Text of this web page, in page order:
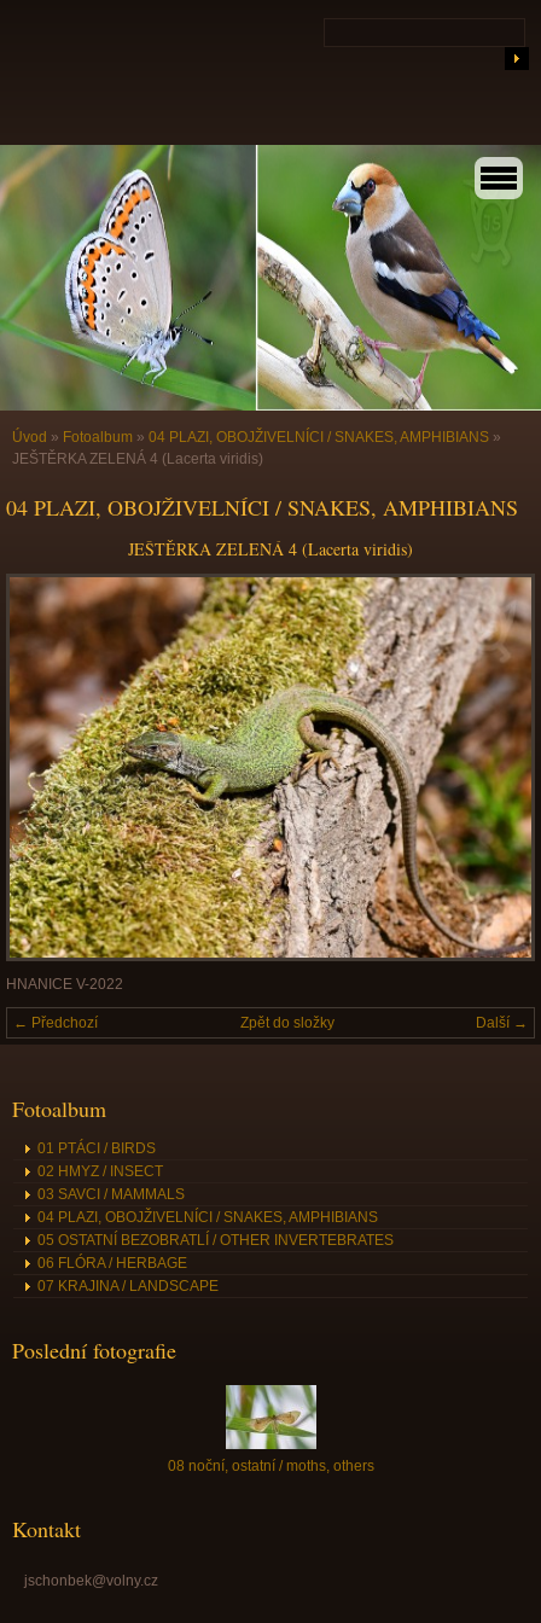
Úvod » Fotoalbum » 04 PLAZI, OBOJŽIVELNÍCI / SNAKES, AMPHIBIANS »
JEŠTĚRKA ZELENÁ 4 (Lacerta viridis)
04 PLAZI, OBOJŽIVELNÍCI / SNAKES, AMPHIBIANS
JEŠTĚRKA ZELENÁ 4 (Lacerta viridis)
HNANICE V-2022
← Předchozí Další →
Zpět do složky
Fotoalbum
01 PTÁCI / BIRDS
02 HMYZ / INSECT
03 SAVCI / MAMMALS
04 PLAZI, OBOJŽIVELNÍCI / SNAKES, AMPHIBIANS
05 OSTATNÍ BEZOBRATLÍ / OTHER INVERTEBRATES
06 FLÓRA / HERBAGE
07 KRAJINA / LANDSCAPE
Poslední fotografie
08 noční, ostatní / moths, others
Kontakt
jschonbek@volny.cz